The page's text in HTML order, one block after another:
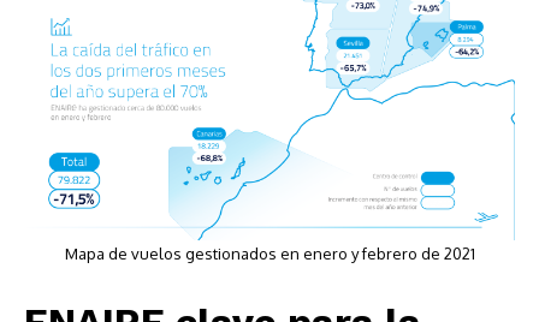
Mapa de vuelos gestionados en enero y febrero de 2021